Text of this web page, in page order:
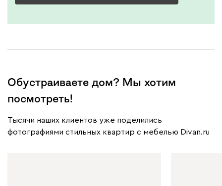
Обустраиваете дом? Мы хотим
посмотреть!
Тысячи наших клиентов уже поделились
фотографиями стильных квартир с мебелью Divan.ru